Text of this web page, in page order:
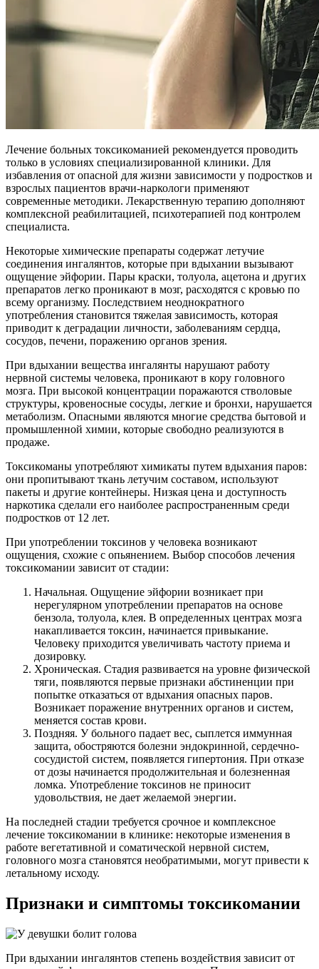
Лечение больных токсикоманией рекомендуется проводить
только в условиях специализированной клиники. Для
избавления от опасной для жизни зависимости у подростков и
взрослых пациентов врачи-наркологи применяют
современные методики. Лекарственную терапию дополняют
комплексной реабилитацией, психотерапией под контролем
специалиста.
Некоторые химические препараты содержат летучие
соединения ингалянтов, которые при вдыхании вызывают
ощущение эйфории. Пары краски, толуола, ацетона и других
препаратов легко проникают в мозг, расходятся с кровью по
всему организму. Последствием неоднократного
употребления становится тяжелая зависимость, которая
приводит к деградации личности, заболеваниям сердца,
сосудов, печени, поражению органов зрения.
При вдыхании вещества ингалянты нарушают работу
нервной системы человека, проникают в кору головного
мозга. При высокой концентрации поражаются стволовые
структуры, кровеносные сосуды, легкие и бронхи, нарушается
метаболизм. Опасными являются многие средства бытовой и
промышленной химии, которые свободно реализуются в
продаже.
Токсикоманы употребляют химикаты путем вдыхания паров:
они пропитывают ткань летучим составом, используют
пакеты и другие контейнеры. Низкая цена и доступность
наркотика сделали его наиболее распространенным среди
подростков от 12 лет.
При употреблении токсинов у человека возникают
ощущения, схожие с опьянением. Выбор способов лечения
токсикомании зависит от стадии:
Начальная. Ощущение эйфории возникает при
нерегулярном употреблении препаратов на основе
бензола, толуола, клея. В определенных центрах мозга
накапливается токсин, начинается привыкание.
Человеку приходится увеличивать частоту приема и
дозировку.
Хроническая. Стадия развивается на уровне физической
тяги, появляются первые признаки абстиненции при
попытке отказаться от вдыхания опасных паров.
Возникает поражение внутренних органов и систем,
меняется состав крови.
Поздняя. У больного падает вес, сыплется иммунная
защита, обостряются болезни эндокринной, сердечно-
сосудистой систем, появляется гипертония. При отказе
от дозы начинается продолжительная и болезненная
ломка. Употребление токсинов не приносит
удовольствия, не дает желаемой энергии.
На последней стадии требуется срочное и комплексное
лечение токсикомании в клинике: некоторые изменения в
работе вегетативной и соматической нервной систем,
головного мозга становятся необратимыми, могут привести к
летальному исходу.
Признаки и симптомы токсикомании
При вдыхании ингалянтов степень воздействия зависит от